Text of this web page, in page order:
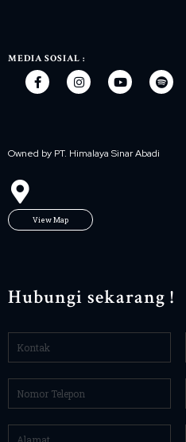
MEDIA SOSIAL :
Owned by PT. Himalaya Sinar Abadi
View Map
Hubungi sekarang !